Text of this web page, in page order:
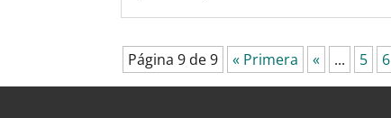
Página 9 de 9 « Primera « ... 5 6